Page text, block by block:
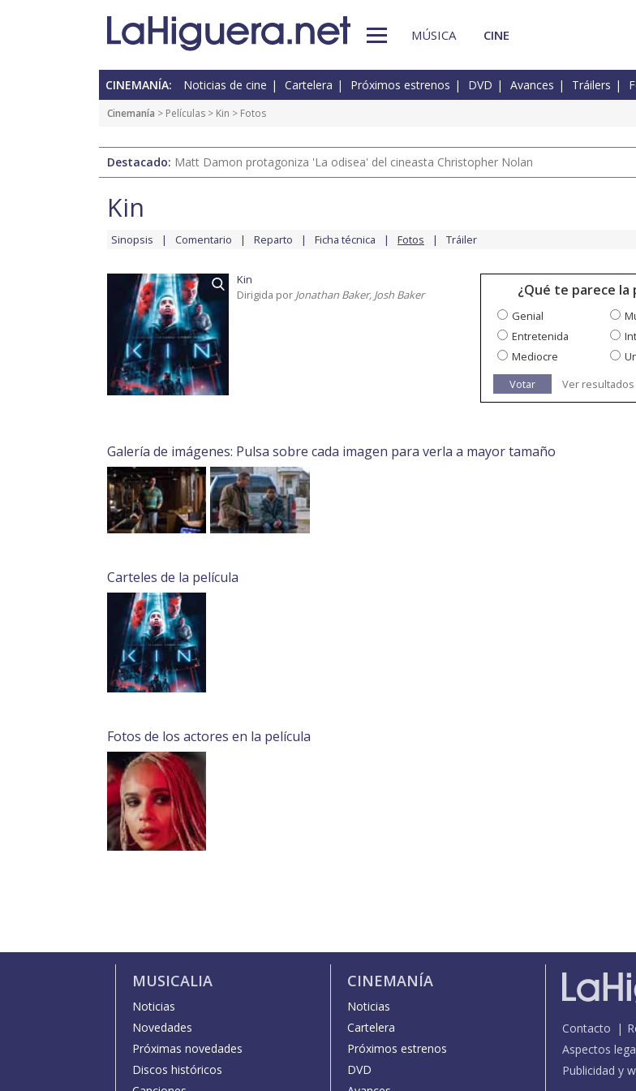
MÚSICA CINE
CINEMANÍA: Noticias de cine Cartelera Próximos estrenos DVD Avances Tráilers
Cinemanía > Películas > Kin > Fotos
Destacado: Matt Damon protagoniza 'La odisea' del cineasta Christopher Nolan
Kin
Sinopsis Comentario Reparto Ficha técnica Fotos Tráiler
Kin
Dirigida por Jonathan Baker, Josh Baker ¿Qué te parece la
Genial
Entretenida
Mediocre
Votar
Ver resultados
Galería de imágenes: Pulsa sobre cada imagen para verla a mayor tamaño
Carteles de la película
Fotos de los actores en la película
MUSICALIA
Noticias
Novedades
Próximas novedades
Discos históricos
CINEMANÍA
Noticias
Cartelera
Próximos estrenos
DVD
Contacto
Aspectos
Publicidad y